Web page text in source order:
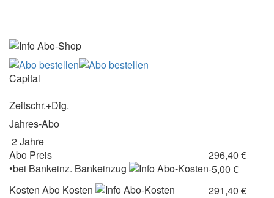
Capital
Zeitschr.+Dig.
Jahres-Abo
2 Jahre
Abo Preis
296,40 €
•bei Bankeinz. Bankeinzug
-5,00 €
Kosten Abo Kosten
291,40 €